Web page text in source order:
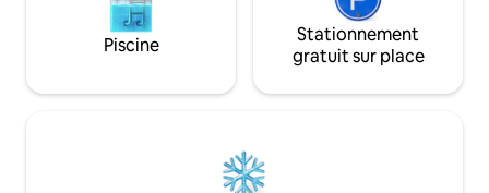
Piscine
Stationnement
gratuit sur place